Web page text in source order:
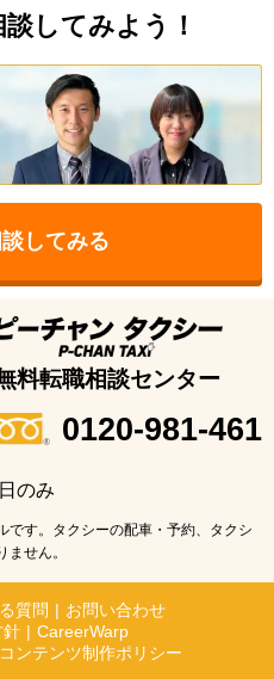
してみよう！
してみる
料転職相談センター
0120-981-461
のみ
す。タクシーの配車・予約、タクシ
せん。
質問 | お問い合わせ
針 | CareerWarp
コンテンツ制作ポリシー